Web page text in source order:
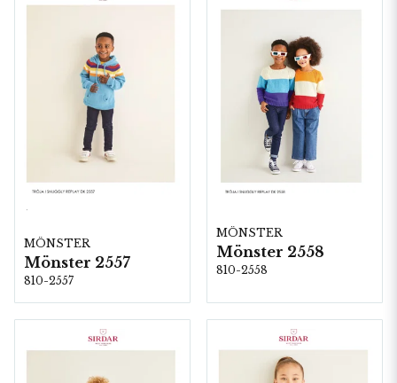
MÖNSTER
Mönster 2557
810-2557
MÖNSTER
Mönster 2558
810-2558